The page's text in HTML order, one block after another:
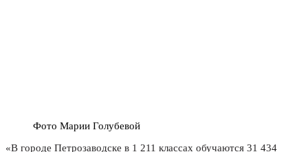
Фото Марии Голубевой
«‎В городе Петрозаводске в 1 211 классах обучаются 31 434